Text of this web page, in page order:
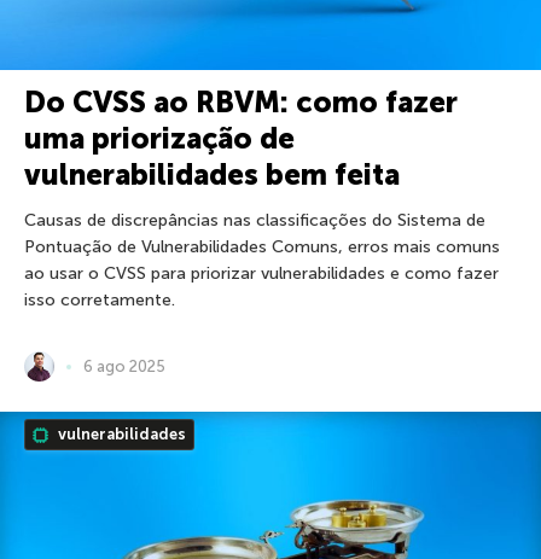
Do CVSS ao RBVM: como fazer
uma priorização de
vulnerabilidades bem feita
Causas de discrepâncias nas classificações do Sistema de
Pontuação de Vulnerabilidades Comuns, erros mais comuns
ao usar o CVSS para priorizar vulnerabilidades e como fazer
isso corretamente.
6 ago 2025
vulnerabilidades